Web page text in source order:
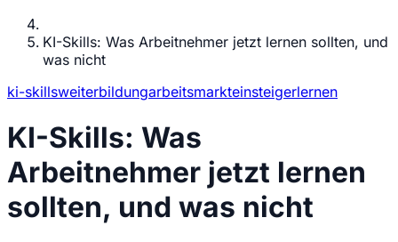
KI-Skills: Was Arbeitnehmer jetzt lernen sollten, und
was nicht
ki-skillsweiterbildungarbeitsmarkteinsteigerlernen
KI-Skills: Was
Arbeitnehmer jetzt lernen
sollten, und was nicht